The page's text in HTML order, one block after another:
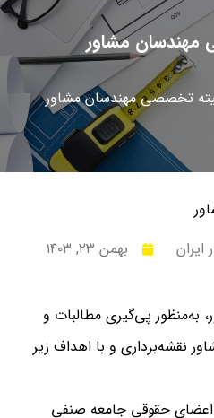
مشاور
تخصصی مهندسان مشاور
بهمن ۲۳, ۱۴۰۳
پی‌گیری مطالبات و
نقشه‌برداری و با اهداف زیر
اعضای حقوقی جامعه صنفی